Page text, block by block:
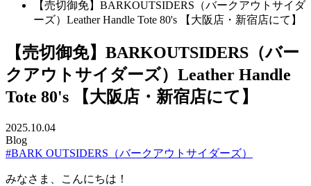
【売切御免】BARKOUTSIDERS（バークアウトサイダ
ーズ）Leather Handle Tote 80's 【大阪店・新宿店にて】
【売切御免】BARKOUTSIDERS（バー
クアウトサイダーズ）Leather Handle
Tote 80's 【大阪店・新宿店にて】
2025.10.04
Blog
#BARK OUTSIDERS（バークアウトサイダーズ）
みなさま、こんにちは！